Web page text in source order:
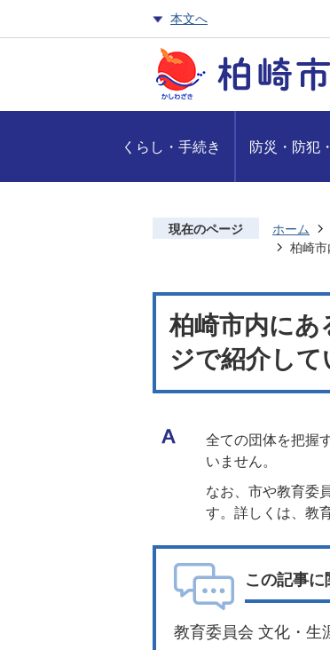
本文へ
くらし・手続き 防災・防犯
現在のページ ホーム
柏崎
柏崎市内にあ
ジで紹介し
全ての団体を把握
いません。
なお、市や教育委
す。詳しくは、教
この記事
教育委員会 文化・生